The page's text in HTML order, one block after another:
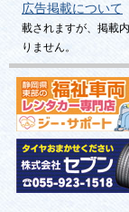
広告掲載について
載されますが、掲載
りません。